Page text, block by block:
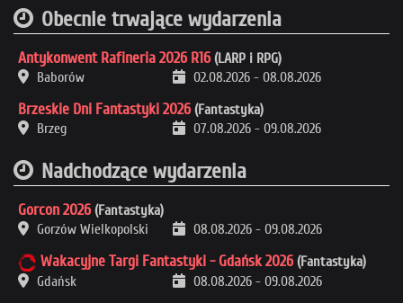
Obecnie trwające wydarzenia
Antykonwent Rafineria 2026 R16 (LARP i RPG)
Baborów
02.08.2026 - 08.08.2026
Brzeskie Dni Fantastyki 2026 (Fantastyka)
Brzeg
07.08.2026 - 09.08.2026
Nadchodzące wydarzenia
Gorcon 2026 (Fantastyka)
Gorzów Wielkopolski
08.08.2026 - 09.08.2026
Wakacyjne Targi Fantastyki - Gdańsk 2026 (Fantastyka)
Gdańsk
08.08.2026 - 09.08.2026